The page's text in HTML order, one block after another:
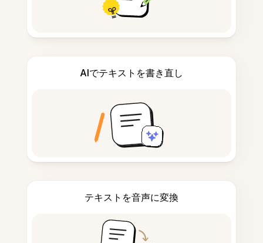
AIでテキストを書き直し
テキストを音声に変換